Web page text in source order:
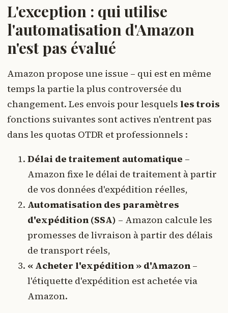
L'exception : qui utilise
l'automatisation d'Amazon
n'est pas évalué
Amazon propose une issue – qui est en même
temps la partie la plus controversée du
changement. Les envois pour lesquels les trois
fonctions suivantes sont actives n'entrent pas
dans les quotas OTDR et professionnels :
Délai de traitement automatique –
Amazon fixe le délai de traitement à partir
de vos données d'expédition réelles,
Automatisation des paramètres
d'expédition (SSA) – Amazon calcule les
promesses de livraison à partir des délais
de transport réels,
« Acheter l'expédition » d'Amazon –
l'étiquette d'expédition est achetée via
Amazon.